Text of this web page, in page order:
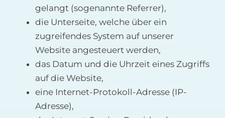
gelangt (sogenannte Referrer),
die Unterseite, welche über ein
zugreifendes System auf unserer
Website angesteuert werden,
das Datum und die Uhrzeit eines Zugriffs
auf die Website,
eine Internet-Protokoll-Adresse (IP-
Adresse),